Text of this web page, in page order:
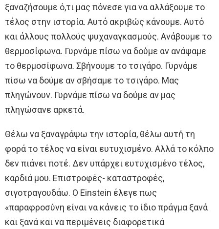
ξαναζήσουμε ό,τι μας πόνεσε για να αλλάξουμε το
τέλος στην ιστορία. Αυτό ακριβώς κάνουμε. Αυτό
και άλλους πολλούς ψυχαναγκασμούς. Ανάβουμε το
θερμοσίφωνα. Γυρνάμε πίσω να δούμε αν ανάψαμε
το θερμοσίφωνα. Σβήνουμε το τσιγάρο. Γυρνάμε
πίσω να δούμε αν σβήσαμε το τσιγάρο. Μας
πληγώνουν. Γυρνάμε πίσω να δούμε αν μας
πληγώσανε αρκετά.
Θέλω να ξαναγράψω την ιστορία, θέλω αυτή τη
φορά το τέλος να είναι ευτυχισμένο. Αλλά το κόλπο
δεν πιάνει ποτέ. Δεν υπάρχει ευτυχισμένο τέλος,
καρδιά μου. Επιστροφές- καταστροφές,
σιγοτραγουδάω. Ο Einstein έλεγε πως
«παραφροσύνη είναι να κάνεις το ίδιο πράγμα ξανά
και ξανά και να περιμένεις διαφορετικά